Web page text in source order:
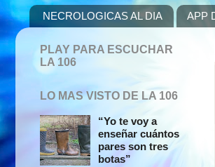
NECROLOGICAS AL DIA APP
PLAY PARA ESCUCHAR
LA 106
LO MAS VISTO DE LA 106
“Yo te voy a
enseñar cuántos
pares son tres
botas”